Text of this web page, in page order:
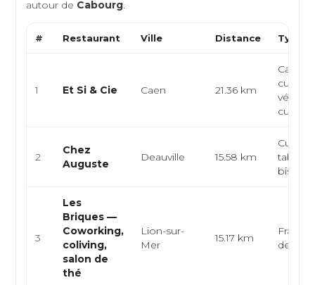
autour de Cabourg.
# Restaurant Ville Distance Type
1 Et Si & Cie Caen 21.36 km
Café-
cuisine
cuisine
2
Chez
Auguste
Deauville 15.58 km
table
3
Les
Briques —
Coworking,
coliving,
salon de
thé
Lion-sur-
Mer
15.17 km
de thé